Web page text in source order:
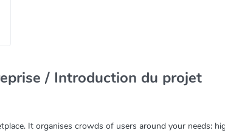
/ Introduction du projet
It organises crowds of users around your needs: